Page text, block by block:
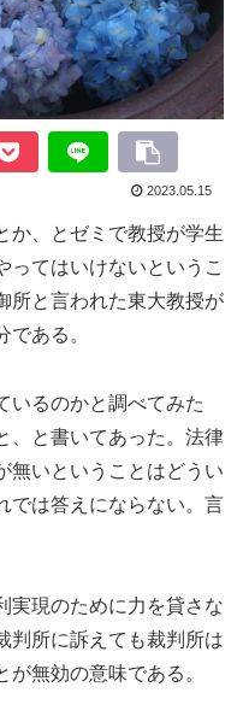
2023.05.15
、とゼミで教授が学生
ってはいけないというこ
所と言われた東大教授が
ある。
るのかと調べてみた
、と書いてあった。法律
無いということはどうい
では答えにならない。言
現のために力を貸さな
判所に訴えても裁判所は
無効の意味である。